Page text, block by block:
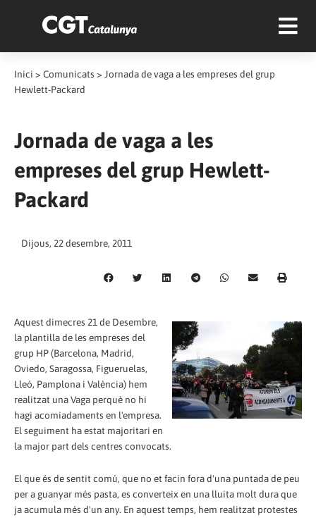
Inici > Comunicats > Jornada de vaga a les empreses del grup
Hewlett-Packard
Jornada de vaga a les
empreses del grup Hewlett-
Packard
Dijous, 22 desembre, 2011
Aquest dimecres 21 de Desembre,
la plantilla de les empreses del
grup HP (Barcelona, Madrid,
Oviedo, Saragossa, Figueruelas,
Lleó, Pamplona i València) hem
realitzat una Vaga perquè no hi
hagi acomiadaments en l'empresa.
El seguiment ha estat majoritari en
la major part dels centres convocats.
El que és de sentit comú, que no et facin fora d'una puntada de peu
per a guanyar més pasta, es converteix en una lluita molt dura que
ja acumula més d'un any. En aquest temps, hem realitzat protestes